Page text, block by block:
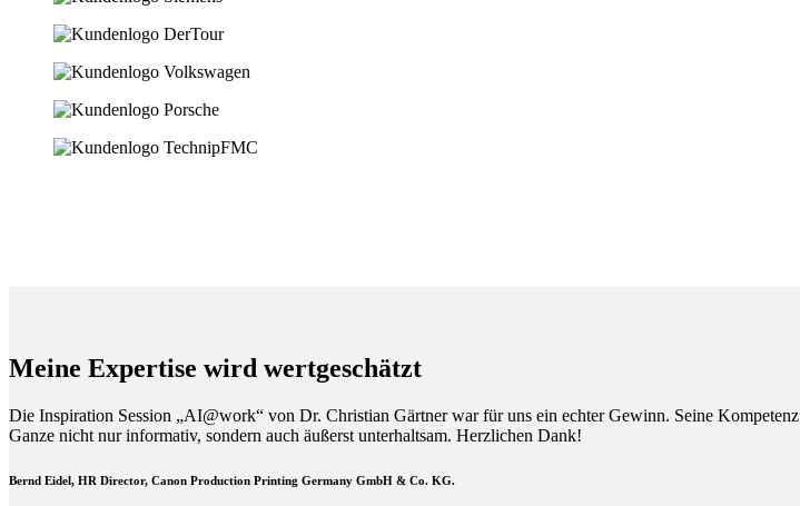
Meine Expertise wird wertgeschätzt
Die Inspiration Session „AI@work“ von Dr. Christian Gärtner war für uns ein echter Gewinn. Seine
Ganze nicht nur informativ, sondern auch äußerst unterhaltsam. Herzlichen Dank!
Bernd Eidel, HR Director, Canon Production Printing Germany GmbH & Co. KG.